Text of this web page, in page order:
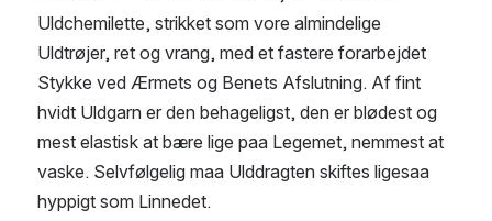
Uldchemilette, strikket som vore almindelige
Uldtrøjer, ret og vrang, med et fastere forarbejdet
Stykke ved Ærmets og Benets Afslutning. Af fint
hvidt Uldgarn er den behageligst, den er blødest og
mest elastisk at bære lige paa Legemet, nemmest at
vaske. Selvfølgelig maa Ulddragten skiftes ligesaa
hyppigt som Linnedet.